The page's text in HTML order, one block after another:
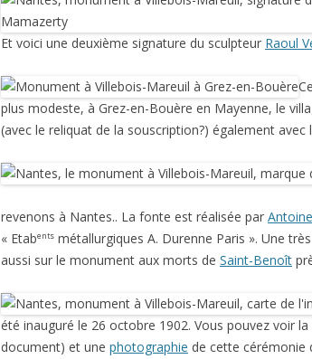
Et voici une deuxième signature du sculpteur Raoul
plus modeste, à Grez-en-Bouère en Mayenne, le
(avec le reliquat de la souscription?) également avec
revenons à Nantes.. La fonte est réalisée par
« Etabents métallurgiques A. Durenne Paris ». Une
aussi sur le monument aux morts de Saint-Benoît
été inauguré le 26 octobre 1902. Vous pouvez voir la
document) et une photographie de cette cérémonie